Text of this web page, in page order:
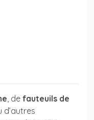
, de fauteuils de
d’autres